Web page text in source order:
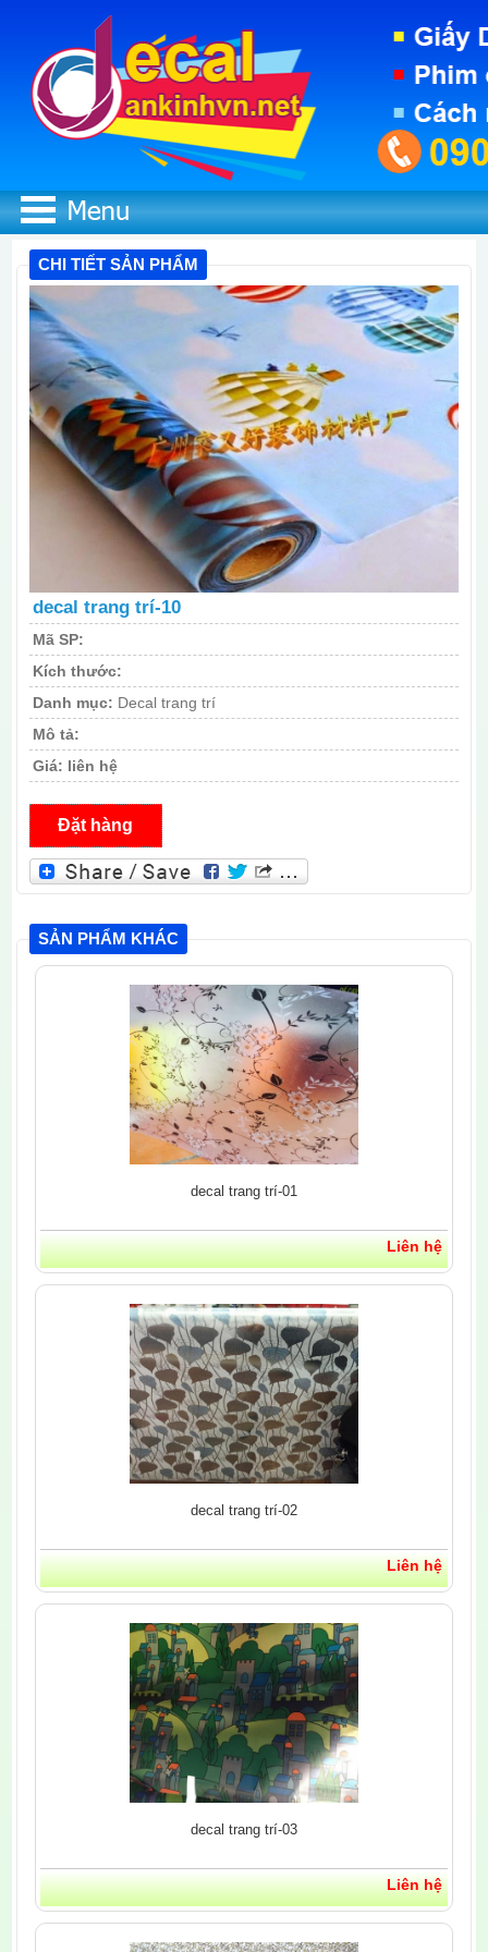
CHI TIẾT SẢN PHẨM
decal trang trí-10
Mã SP:
Kích thước:
Danh mục: Decal trang trí
Mô tả:
Giá: liên hệ
Đặt hàng
SẢN PHẨM KHÁC
decal trang trí-01
Liên hệ
decal trang trí-02
Liên hệ
decal trang trí-03
Liên hệ